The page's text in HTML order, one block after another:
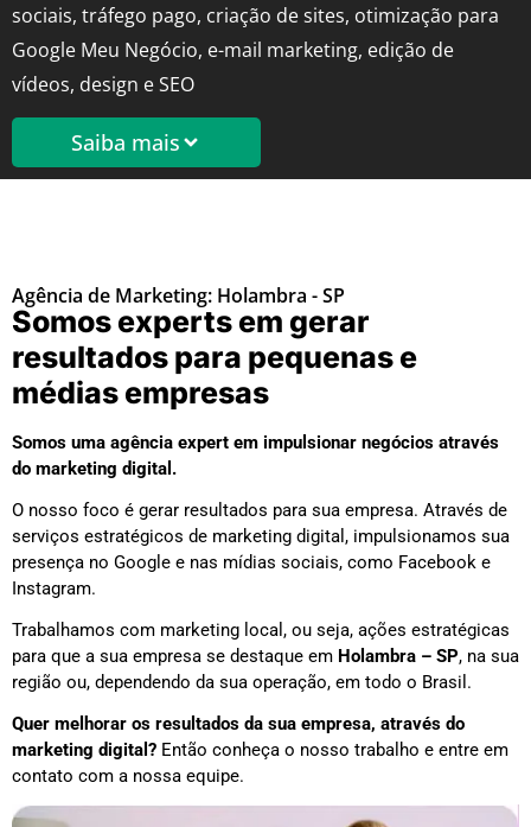
sociais, tráfego pago, criação de sites, otimização para
Google Meu Negócio, e-mail marketing, edição de
vídeos, design e SEO
Saiba mais
Agência de Marketing: Holambra - SP
Somos experts em gerar
resultados para pequenas e
médias empresas
Somos uma agência expert em impulsionar negócios através
do marketing digital.
O nosso foco é gerar resultados para sua empresa. Através de
serviços estratégicos de marketing digital, impulsionamos sua
presença no Google e nas mídias sociais, como Facebook e
Instagram.
Trabalhamos com marketing local, ou seja, ações estratégicas
para que a sua empresa se destaque em Holambra – SP, na sua
região ou, dependendo da sua operação, em todo o Brasil.
Quer melhorar os resultados da sua empresa, através do
marketing digital? Então conheça o nosso trabalho e entre em
contato com a nossa equipe.